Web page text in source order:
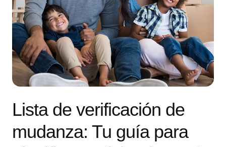
Lista de verificación de
mudanza: Tu guía para